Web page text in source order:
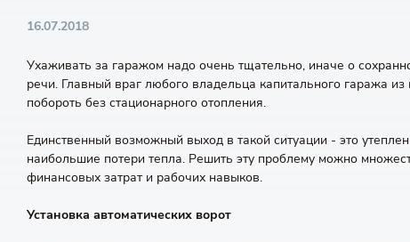
16.07.2018
Ухаживать за гаражом надо очень тщательно, иначе о
речи. Главный враг любого владельца капитального гаража
побороть без стационарного отопления.
Единственный возможный выход в такой ситуации - это
наибольшие потери тепла. Решить эту проблему можно
финансовых затрат и рабочих навыков.
Установка автоматических ворот